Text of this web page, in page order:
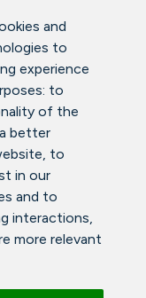
and
to
experience
to
of the
better
, to
in our
and to
interactions,
more relevant